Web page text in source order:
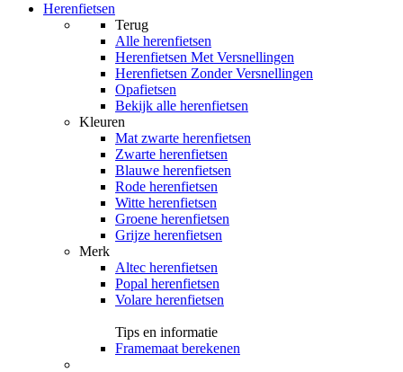
Herenfietsen
Terug
Alle herenfietsen
Herenfietsen Met Versnellingen
Herenfietsen Zonder Versnellingen
Opafietsen
Bekijk alle herenfietsen
Kleuren
Mat zwarte herenfietsen
Zwarte herenfietsen
Blauwe herenfietsen
Rode herenfietsen
Witte herenfietsen
Groene herenfietsen
Grijze herenfietsen
Merk
Altec herenfietsen
Popal herenfietsen
Volare herenfietsen
Tips en informatie
Framemaat berekenen